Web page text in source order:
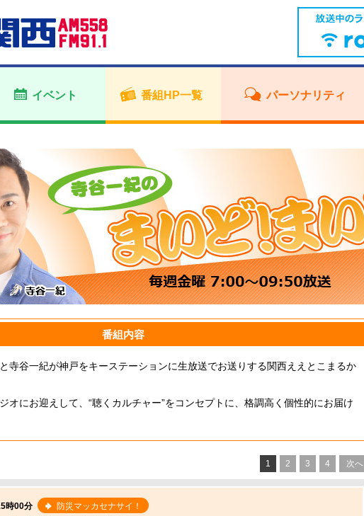
イベント 番組HP一覧 パーソナリティ
番組内容
寺谷一紀が神戸をキーステーションに生放送でお送りする関西ええとこまるか
オにお迎えして、“聴くカルチャー”をコンセプトに、格調高く個性的にお届け
1 2 3 4 次へ
時00分 防災マッカセナサイ！